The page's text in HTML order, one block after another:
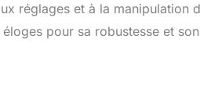
réglages et à la manipulation
pour sa robustesse et son